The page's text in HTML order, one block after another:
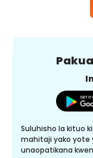
Pakua
Suluhisho la kituo
mahitaji yako yote
unaopatikana